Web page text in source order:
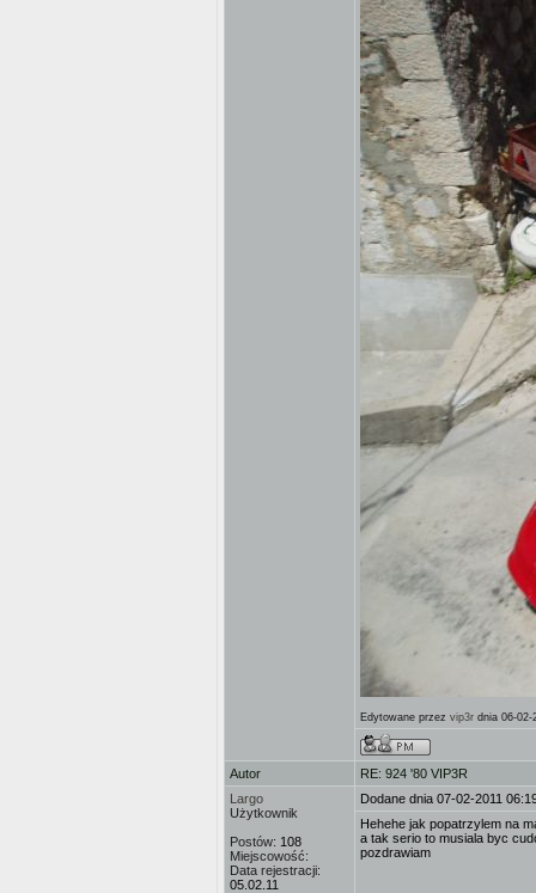
Edytowane przez vip3r dnia 06-02-
Autor
RE: 924 '80 VIP3R
Largo
Użytkownik
Postów: 108
Miejscowość:
Data rejestracji:
05.02.11
Dodane dnia 07-02-2011
Hehehe jak popatrzylem na
a tak serio to musiala byc
pozdrawiam